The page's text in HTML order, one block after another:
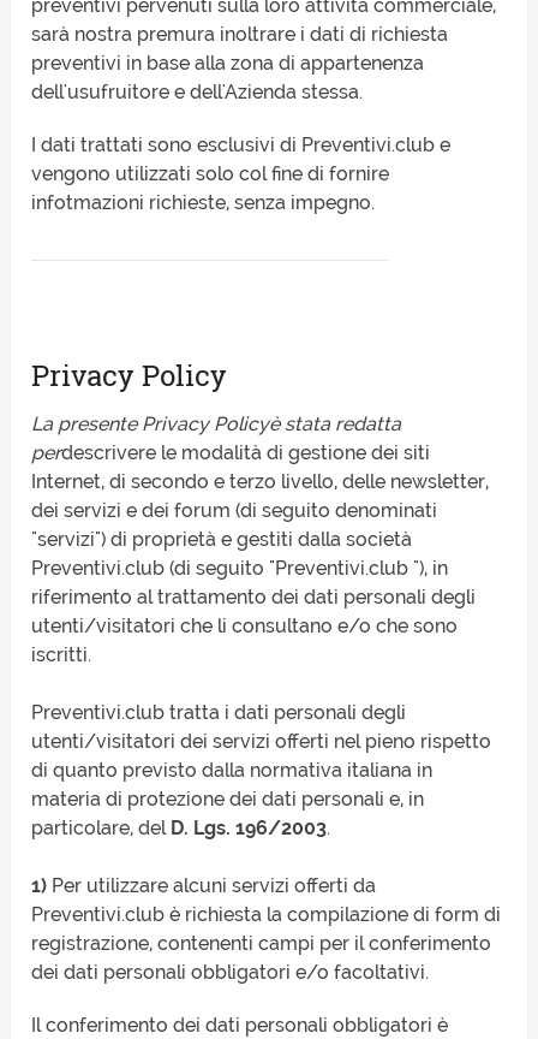
preventivi pervenuti sulla loro attività commerciale,
sarà nostra premura inoltrare i dati di richiesta
preventivi in base alla zona di appartenenza
dell'usufruitore e dell'Azienda stessa.
I dati trattati sono esclusivi di Preventivi.club e
vengono utilizzati solo col fine di fornire
infotmazioni richieste, senza impegno.
Privacy Policy
La presentePrivacy Policyè stata redatta
perdescrivere le modalità di gestione dei siti
Internet, di secondo e terzo livello, delle newsletter,
dei servizi e dei forum (di seguito denominati
"servizi") di proprietà e gestiti dalla società
Preventivi.club (di seguito "Preventivi.club "), in
riferimento al trattamento dei dati personali degli
utenti/visitatori che li consultano e/o che sono
iscritti.
Preventivi.club tratta i dati personali degli
utenti/visitatori dei servizi offerti nel pieno rispetto
di quanto previsto dalla normativa italiana in
materia di protezione dei dati personali e, in
particolare, del D. Lgs. 196/2003.
1) Per utilizzare alcuni servizi offerti da
Preventivi.club è richiesta la compilazione di form di
registrazione, contenenti campi per il conferimento
dei dati personali obbligatori e/o facoltativi.
Il conferimento dei dati personali obbligatori è